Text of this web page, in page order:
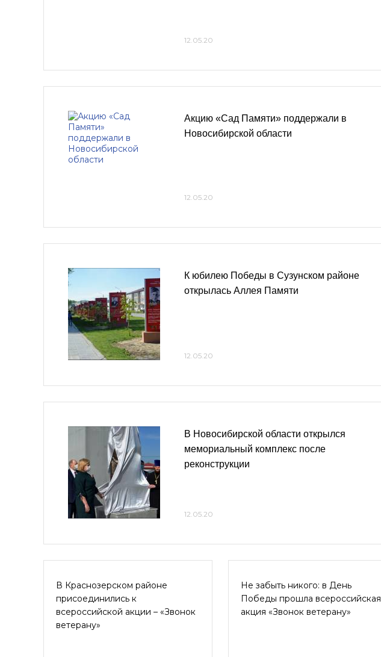
12.05.20
Акцию «Сад Памяти» поддержали в
Новосибирской области
12.05.20
К юбилею Победы в Сузунском районе
открылась Аллея Памяти
12.05.20
В Новосибирской области открылся
мемориальный комплекс после
реконструкции
12.05.20
В Краснозерском районе
присоединились к
всероссийской акции – «Звонок
ветерану»
Не забыть никого: в День
Победы прошла всероссийская
акция «Звонок ветерану»